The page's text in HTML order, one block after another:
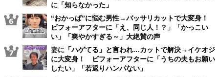
に「知らなかった」
“おかっぱ”に悩む男性→バッサリカットで大変身！
ビフォーアフターに「え、同じ人！？」「かっこい
い」「爽やかすぎる～」大絶賛の声
妻に「ハゲてる」と言われ…カットで解決→イケオジ
に大変身！ ビフォーアフターに「うちの夫もお願い
したい」「若返りハンパない」